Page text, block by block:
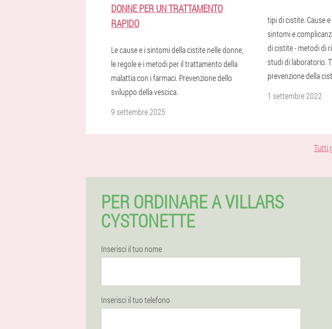
DONNE PER UN TRATTAMENTO
RAPIDO
Le cause e i sintomi della cistite nelle donne,
le regole e i metodi per il trattamento della
malattia con i farmaci. Prevenzione dello
sviluppo della vescica.
9 settembre 2025
tipi di cistite. Cause
sintomi e
di cistite - metodi di
studi di laboratorio.
prevenzione della
1 settembre 2022
Tutti
PER ORDINARE A VILLARS
CYSTONETTE
Inserisci il tuo nome
Inserisci il tuo telefono